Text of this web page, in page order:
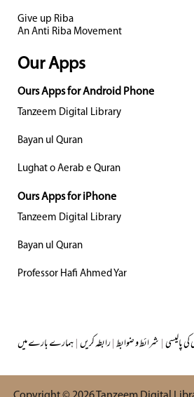
Give up Riba
An Anti Riba Movement
Our Apps
Ours Apps for Android Phone
Tanzeem Digital Library
Bayan ul Quran
Lughat o Aerab e Quran
Ours Apps for iPhone
Tanzeem Digital Library
Bayan ul Quran
Professor Hafi Ahmed Yar
ہمارے بارے میں|رابطہ کریں|شرائط و ضوابط|پالیسی